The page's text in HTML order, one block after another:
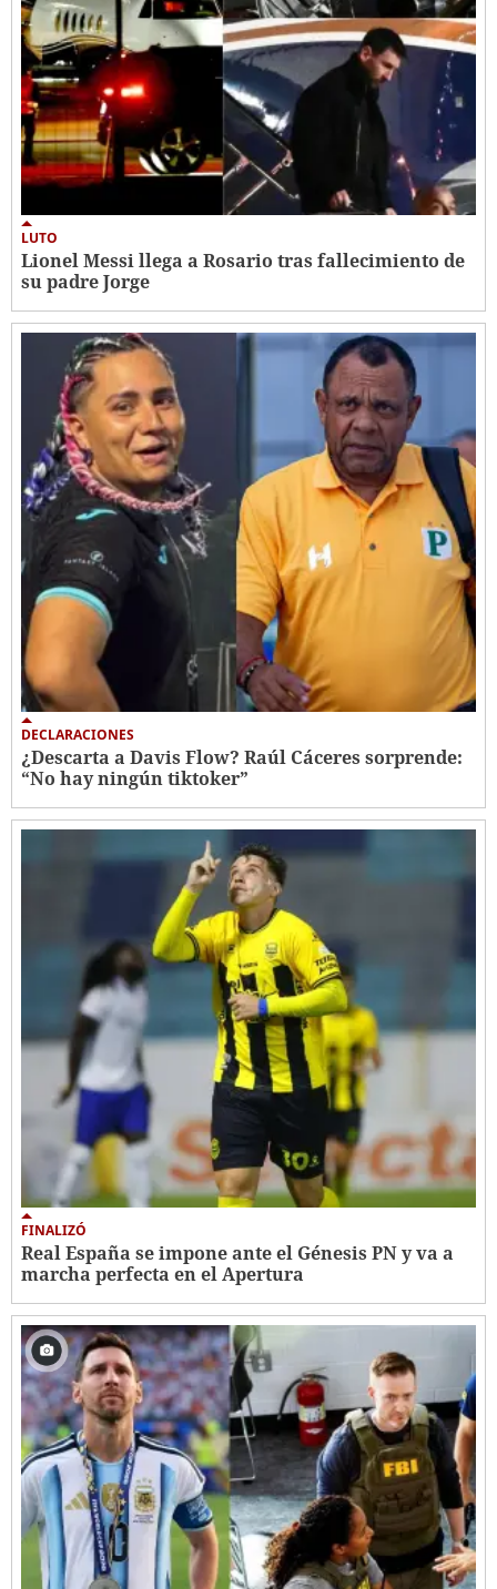
LUTO
Lionel Messi llega a Rosario tras fallecimiento de
su padre Jorge
DECLARACIONES
¿Descarta a Davis Flow? Raúl Cáceres sorprende:
“No hay ningún tiktoker”
FINALIZÓ
Real España se impone ante el Génesis PN y va a
marcha perfecta en el Apertura